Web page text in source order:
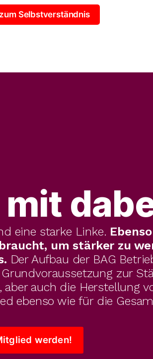
Selbstverständnis
eine starke Linke.
um stärker zu
Der Aufbau der BAG
zur
auch die Herstellung
ebenso wie für die
werden!